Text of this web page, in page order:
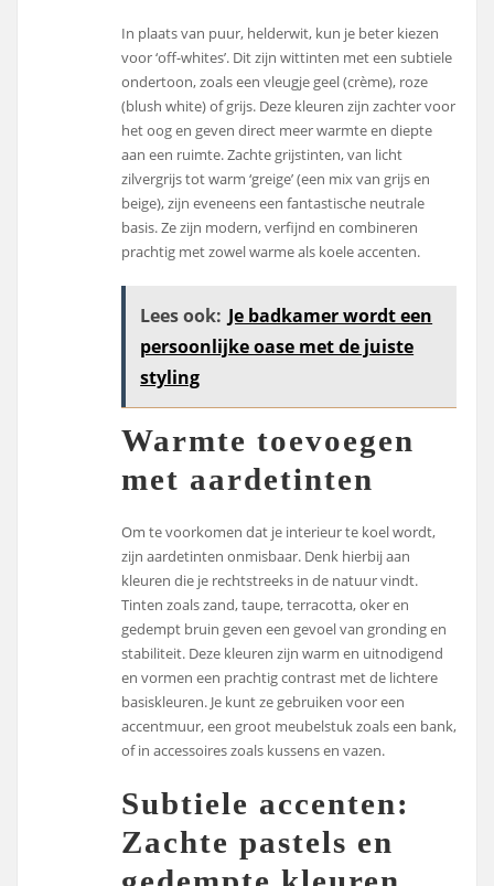
In plaats van puur, helderwit, kun je beter kiezen
voor ‘off-whites’. Dit zijn wittinten met een subtiele
ondertoon, zoals een vleugje geel (crème), roze
(blush white) of grijs. Deze kleuren zijn zachter voor
het oog en geven direct meer warmte en diepte
aan een ruimte. Zachte grijstinten, van licht
zilvergrijs tot warm ‘greige’ (een mix van grijs en
beige), zijn eveneens een fantastische neutrale
basis. Ze zijn modern, verfijnd en combineren
prachtig met zowel warme als koele accenten.
Lees ook: Je badkamer wordt een
persoonlijke oase met de juiste
styling
Warmte toevoegen
met aardetinten
Om te voorkomen dat je interieur te koel wordt,
zijn aardetinten onmisbaar. Denk hierbij aan
kleuren die je rechtstreeks in de natuur vindt.
Tinten zoals zand, taupe, terracotta, oker en
gedempt bruin geven een gevoel van gronding en
stabiliteit. Deze kleuren zijn warm en uitnodigend
en vormen een prachtig contrast met de lichtere
basiskleuren. Je kunt ze gebruiken voor een
accentmuur, een groot meubelstuk zoals een bank,
of in accessoires zoals kussens en vazen.
Subtiele accenten:
Zachte pastels en